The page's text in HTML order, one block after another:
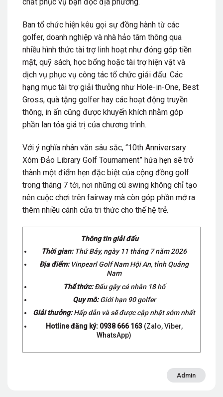
chất phục vụ bạn đọc địa phương.
Ban tổ chức hiện kêu gọi sự đồng hành từ các
golfer, doanh nghiệp và nhà hảo tâm thông qua
nhiều hình thức tài trợ linh hoạt như đóng góp tiền
mặt, quỹ sách, học bổng hoặc tài trợ hiện vật và
dịch vụ phục vụ công tác tổ chức giải đấu. Các
hạng mục tài trợ giải thưởng như Hole-in-One, Best
Gross, quà tặng golfer hay các hoạt động truyền
thông, in ấn cũng được khuyến khích nhằm góp
phần lan tỏa giá trị của chương trình.
Với ý nghĩa nhân văn sâu sắc, “10th Anniversary
Xóm Đảo Library Golf Tournament” hứa hẹn sẽ trở
thành một điểm hẹn đặc biệt của cộng đồng golf
trong tháng 7 tới, nơi những cú swing không chỉ tạo
nên cuộc chơi trên fairway mà còn góp phần mở ra
thêm nhiều cánh cửa tri thức cho thế hệ trẻ.
Thông tin giải đấu
Thời gian:Thứ Bảy, ngày 11 tháng 7 năm 2026
Địa điểm:Vinpearl Golf Nam Hội An, tỉnh Quảng
Nam
Thể thức:Đấu gậy cá nhân 18 hố
Quy mô:Giới hạn 90 golfer
Giải thưởng:Hấp dẫn và sẽ được cập nhật sớm nhất
Hotline đăng ký: 0938 666 163(Zalo, Viber,
WhatsApp)
Admin